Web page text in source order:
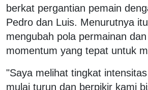
berkat pergantian pemain
Pedro dan Luis. Menurutnya
mengubah pola permainan
momentum yang tepat untuk
"Saya melihat tingkat
mulai turun dan berpikir kami